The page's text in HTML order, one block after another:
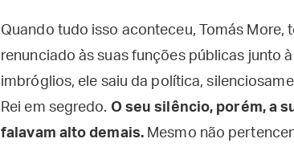
Quando tudo isso aconteceu, Tomás More,
renunciado às suas funções públicas junto
imbróglios, ele saiu da política,
Rei em segredo. O seu silêncio, porém, a
falavam alto demais. Mesmo não